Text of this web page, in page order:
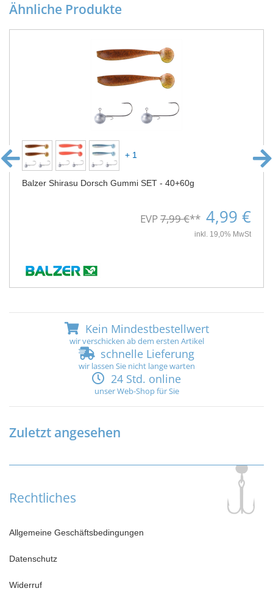
Ähnliche Produkte
+ 1
Balzer Shirasu Dorsch Gummi SET - 40+60g
EVP7,99 €** 4,99 €
inkl. 19,0% MwSt
Kein Mindestbestellwert
wir verschicken ab dem ersten Artikel
schnelle Lieferung
wir lassen Sie nicht lange warten
24 Std. online
unser Web-Shop für Sie
Zuletzt angesehen
Rechtliches
Allgemeine Geschäftsbedingungen
Datenschutz
Widerruf